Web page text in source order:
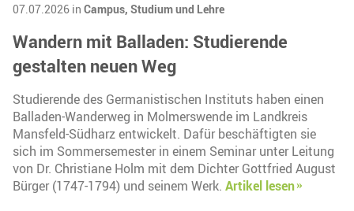
07.07.2026 in Campus, Studium und Lehre
Wandern mit Balladen: Studierende
gestalten neuen Weg
Studierende des Germanistischen Instituts haben einen
Balladen-Wanderweg in Molmerswende im Landkreis
Mansfeld-Südharz entwickelt. Dafür beschäftigten sie
sich im Sommersemester in einem Seminar unter Leitung
von Dr. Christiane Holm mit dem Dichter Gottfried August
Bürger (1747-1794) und seinem Werk. Artikel lesen